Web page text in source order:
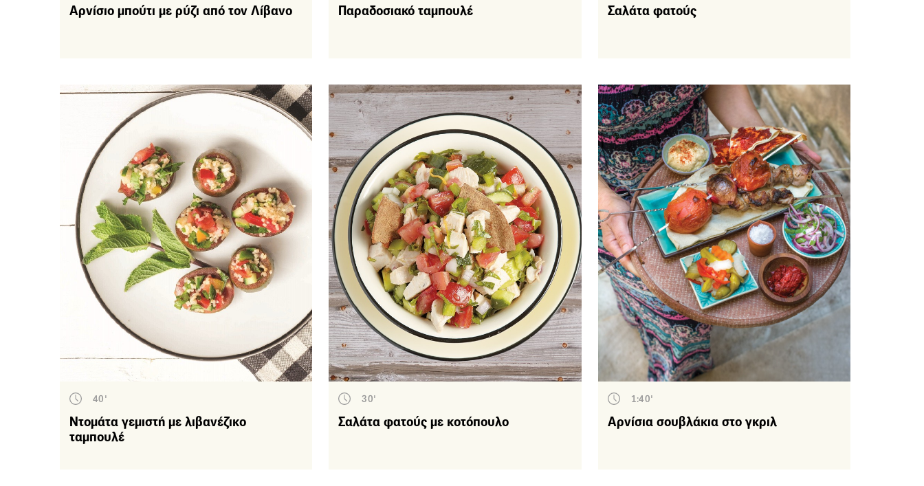
Ζυμαρικά
Μεξικό
Κίνα
Ιταλία
Ισπανία
Ιαπωνία
Είδος πιάτου
Ορεκτικά – Μεζέδες
Σαλάτες
Κυρίως πιάτα
Τα βασικά
Σάλτσες - Σος - Ντιπ -
Αλείμματα
Ζωμοί - Μαρινάδες
Βασικές συνταγές
Συνοδευτικά
Αρνίσιο μπούτι με ρύζι από τον Λίβανο Παραδοσιακό ταμπουλέ Σαλάτα φατούς
40'
Ντομάτα γεμιστή με λιβανέζικο
ταμπουλέ
30'
Σαλάτα φατούς με κοτόπουλο
1:40'
Αρνίσια σουβλάκια στο γκριλ